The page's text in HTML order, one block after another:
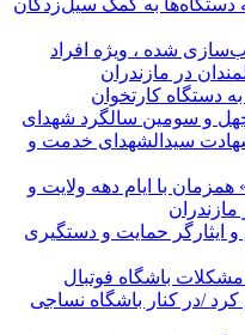
شده ، ویژه افراد
در مازندران
دستگاه کارتخوان
و سومین سالگرد شهدای
روز شهادت سیدالشهدای خدمت و
با ایام دهه ولایت و
مازندران
ایثارگر حمایت و دستگیری
باشگاه فوتبال
/در کنار باشگاه نساجی